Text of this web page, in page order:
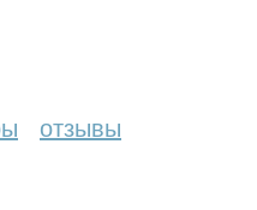
отзывы